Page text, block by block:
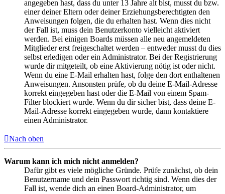
angegeben hast, dass du unter 13 Jahre alt bist, musst du bzw.
einer deiner Eltern oder deiner Erziehungsberechtigten den
Anweisungen folgen, die du erhalten hast. Wenn dies nicht
der Fall ist, muss dein Benutzerkonto vielleicht aktiviert
werden. Bei einigen Boards müssen alle neu angemeldeten
Mitglieder erst freigeschaltet werden – entweder musst du dies
selbst erledigen oder ein Administrator. Bei der Registrierung
wurde dir mitgeteilt, ob eine Aktivierung nötig ist oder nicht.
Wenn du eine E-Mail erhalten hast, folge den dort enthaltenen
Anweisungen. Ansonsten prüfe, ob du deine E-Mail-Adresse
korrekt eingegeben hast oder die E-Mail von einem Spam-
Filter blockiert wurde. Wenn du dir sicher bist, dass deine E-
Mail-Adresse korrekt eingegeben wurde, dann kontaktiere
einen Administrator.
Nach oben
Warum kann ich mich nicht anmelden?
Dafür gibt es viele mögliche Gründe. Prüfe zunächst, ob dein
Benutzername und dein Passwort richtig sind. Wenn dies der
Fall ist, wende dich an einen Board-Administrator, um